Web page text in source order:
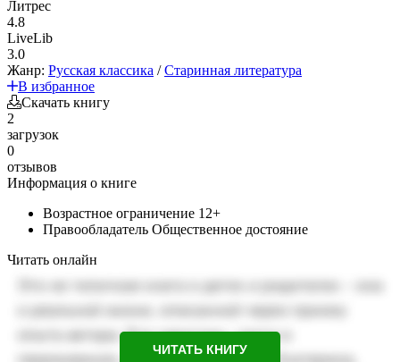
Литрес
4.8
LiveLib
3.0
Жанр: Русская классика /Старинная литература
В избранное
Скачать книгу
2
загрузок
0
отзывов
Информация о книге
Возрастное ограничение 12+
Правообладатель Общественное достояние
Читать онлайн
ЧИТАТЬ КНИГУ